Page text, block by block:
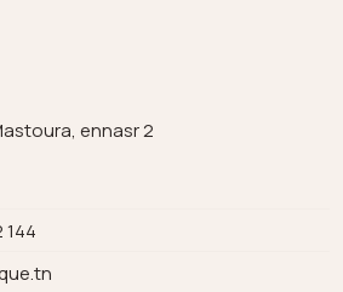
ennasr 2
144